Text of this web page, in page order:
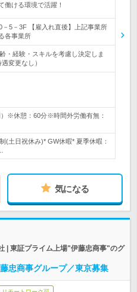
ける環境で活躍！
5－3F 【雇入れ直後】上記事業所
各事業所
・経験・スキルを考慮し決定しま
変更なし）
※休憩：60分※時間外労働有無：
(土日祝休み)* GW休暇* 夏季休暇：
気になる
| 東証プライム上場"伊藤忠商事"のグ
忠商事グループ／東京募集